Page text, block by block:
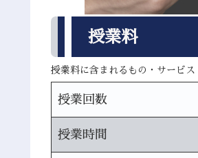
授業料
授業料に含まれるもの・サービス
授業回数
授業時間